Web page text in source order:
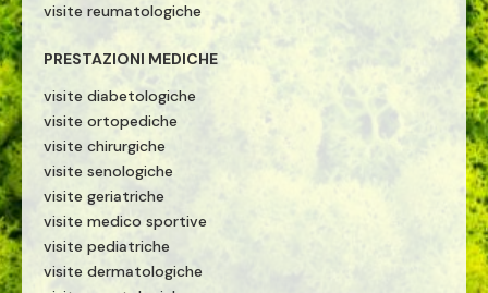
visite reumatologiche
PRESTAZIONI MEDICHE
visite diabetologiche
visite ortopediche
visite chirurgiche
visite senologiche
visite geriatriche
visite medico sportive
visite pediatriche
visite dermatologiche